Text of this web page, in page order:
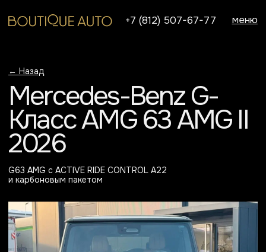
+7 (812) 507-67-77
Mercedes-Benz G-
Класс AMG 63 AMG II
2026
G63 AMG с ACTIVE RIDE CONTROL A22
и карбоновым пакетом